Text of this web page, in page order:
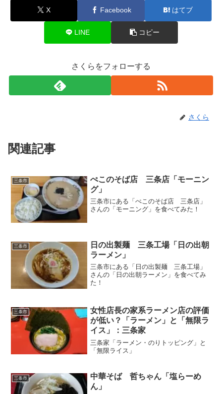
X Facebook はてブ
LINE コピー
さくらをフォローする
さくら
関連記事
三条市
ぺこのそば店 三条店「モーニン
グ」
三条市にある「ぺこのそば店 三条店」
さんの「モーニング」を食べてみた！
三条市
日の出製麺 三条工場「日の出朝
ラーメン」
三条市にある「日の出製麺 三条工場」
さんの「日の出朝ラーメン」を食べてみ
た！
三条市
女性店長の家系ラーメン店の評価
が低い？「ラーメン」と「無限ラ
イス」：三条家
三条家「ラーメン・のりトッピング」と
「無限ライス」
三条市
中華そば 哲ちゃん「塩らーめ
ん」